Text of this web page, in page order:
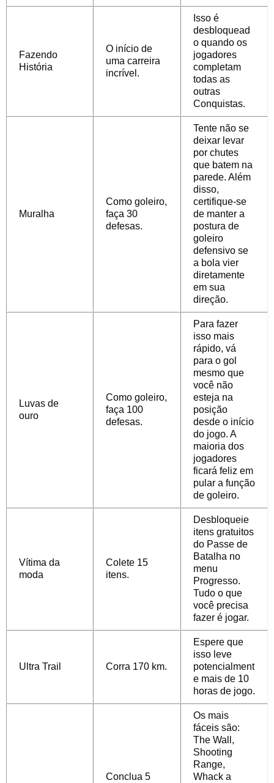
Fazendo
História
O início de
uma carreira
incrível.
Isso é
desbloquead
o quando os
jogadores
completam
todas as
outras
Conquistas.
Muralha
Como goleiro,
faça 30
defesas.
Tente não se
deixar levar
por chutes
que batem na
parede. Além
disso,
certifique-se
de manter a
postura de
goleiro
defensivo se
a bola vier
diretamente
em sua
direção.
Luvas de
ouro
Como goleiro,
faça 100
defesas.
Para fazer
isso mais
rápido, vá
para o gol
mesmo que
você não
esteja na
posição
desde o início
do jogo. A
maioria dos
jogadores
ficará feliz em
pular a função
de goleiro.
Vítima da
moda
Colete 15
itens.
Desbloqueie
itens gratuitos
do Passe de
Batalha no
menu
Progresso.
Tudo o que
você precisa
fazer é jogar.
Ultra Trail Corra 170 km.
Espere que
isso leve
potencialment
e mais de 10
horas de jogo.
Conclua 5
Os mais
fáceis são:
The Wall,
Shooting
Range,
Whack a